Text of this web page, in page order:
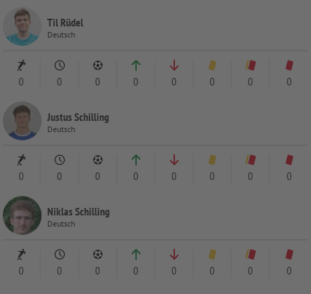
Til Rüdel
Deutsch
0 0 0 0 0 0 0 0
Justus Schilling
Deutsch
0 0 0 0 0 0 0 0
Niklas Schilling
Deutsch
0 0 0 0 0 0 0 0